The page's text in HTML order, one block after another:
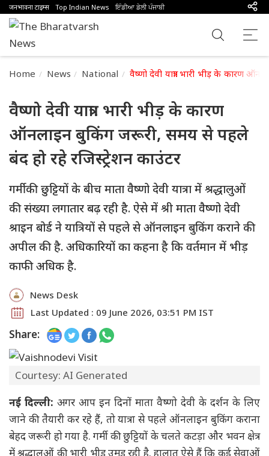
जनभावना टाइम्स Top Indian News ਇੰਡੀਆ ਡੇਲੀ ਪੰਜਾਬੀ
Home News National वैष्णो देवी यात्रा: भारी भीड़ के कारण
वैष्णो देवी यात्रा: भारी भीड़ के कारण
ऑनलाइन बुकिंग जरूरी, समय से पहले
बंद हो रहे रजिस्ट्रेशन काउंटर
गर्मी की छुट्टियों के बीच माता वैष्णो देवी यात्रा में श्रद्धालुओं
की संख्या लगातार बढ़ रही है. ऐसे में श्री माता वैष्णो देवी
श्राइन बोर्ड ने यात्रियों से पहले से ऑनलाइन बुकिंग कराने की
अपील की है. अधिकारियों का कहना है कि वर्तमान में भीड़
काफी अधिक है.
News Desk
Last Updated : 09 June 2026, 03:51 PM IST
Share:
Courtesy: AI Generated
नई दिल्ली: अगर आप इन दिनों माता वैष्णो देवी के दर्शन के लिए
जाने की तैयारी कर रहे हैं, तो यात्रा से पहले ऑनलाइन बुकिंग कराना
बेहद जरूरी हो गया है. गर्मी की छुट्टियों के चलते कटड़ा और भवन क्षेत्र
में श्रद्धालुओं की भारी भीड़ उमड़ रही है. हालात ऐसे हैं कि कई सेवाओं